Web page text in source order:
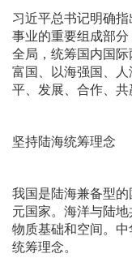
习近平总书记明确
事业的重要组成部
全局，统筹国内国
富国、以海强国、
平、发展、合作、共
坚持陆海统筹理念
我国是陆海兼备型
元国家。海洋与陆
物质基础和空间。
统筹理念。